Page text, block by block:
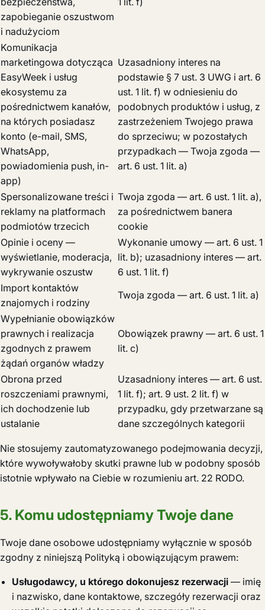
zapobieganie oszustwom
i nadużyciom
Komunikacja
marketingowa dotycząca
EasyWeek i usług
ekosystemu za
pośrednictwem kanałów,
na których posiadasz
konto (e-mail, SMS,
WhatsApp,
powiadomienia push, in-
app)
Uzasadniony interes na
podstawie § 7 ust. 3 UWG i art. 6
ust. 1 lit. f) w odniesieniu do
podobnych produktów i usług, z
zastrzeżeniem Twojego prawa
do sprzeciwu; w pozostałych
przypadkach — Twoja zgoda —
art. 6 ust. 1 lit. a)
Spersonalizowane treści i
reklamy na platformach
podmiotów trzecich
Twoja zgoda — art. 6 ust. 1 lit. a),
za pośrednictwem banera
cookie
Opinie i oceny —
wyświetlanie, moderacja,
wykrywanie oszustw
Wykonanie umowy — art. 6 ust. 1
lit. b); uzasadniony interes — art.
6 ust. 1 lit. f)
Import kontaktów
znajomych i rodziny
Twoja zgoda — art. 6 ust. 1 lit. a)
Wypełnianie obowiązków
prawnych i realizacja
zgodnych z prawem
żądań organów władzy
Obowiązek prawny — art. 6 ust. 1
lit. c)
Obrona przed
roszczeniami prawnymi,
ich dochodzenie lub
ustalanie
Uzasadniony interes — art. 6 ust.
1 lit. f); art. 9 ust. 2 lit. f) w
przypadku, gdy przetwarzane są
dane szczególnych kategorii
Nie stosujemy zautomatyzowanego podejmowania decyzji,
które wywoływałoby skutki prawne lub w podobny sposób
istotnie wpływało na Ciebie w rozumieniu art. 22 RODO.
5. Komu udostępniamy Twoje dane
Twoje dane osobowe udostępniamy wyłącznie w sposób
zgodny z niniejszą Polityką i obowiązującym prawem:
Usługodawcy, u którego dokonujesz rezerwacji — imię
i nazwisko, dane kontaktowe, szczegóły rezerwacji oraz